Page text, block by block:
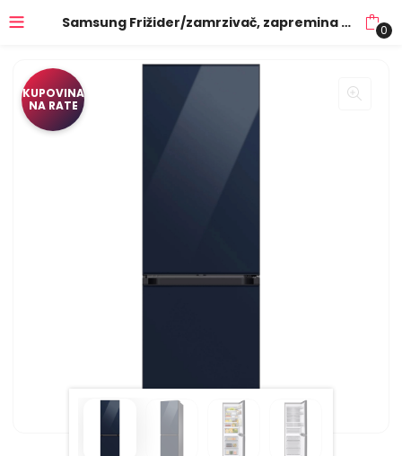
Samsung Frižider/zamrzivač, zapremina 344 lit., Bespoke, Tamnoplava – RB34C7B5D41/EF 0
KUPOVINA
NA RATE